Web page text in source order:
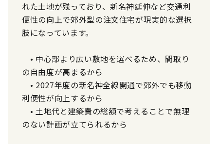
れた土地が残っており、新名神延伸など交通利
便性の向上で郊外型の注文住宅が現実的な選択
肢になっています。
• 中心部より広い敷地を選べるため、間取り
の自由度が高まるから
• 2027年度の新名神全線開通で郊外でも移動
利便性が向上するから
• 土地代と建築費の総額で考えることで無理
のない計画が立てられるから